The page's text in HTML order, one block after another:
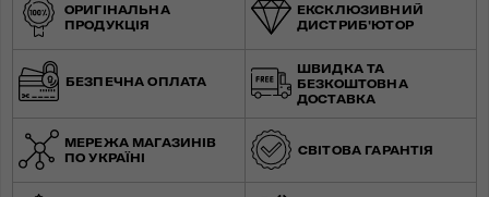
ОРИГІНАЛЬНА
ПРОДУКЦІЯ
ЕКСКЛЮЗИВНИЙ
ДИСТРИБ'ЮТОР
БЕЗПЕЧНА ОПЛАТА
ШВИДКА ТА
БЕЗКОШТОВНА
ДОСТАВКА
МЕРЕЖА МАГАЗИНІВ
ПО УКРАЇНІ
СВІТОВА ГАРАНТІЯ